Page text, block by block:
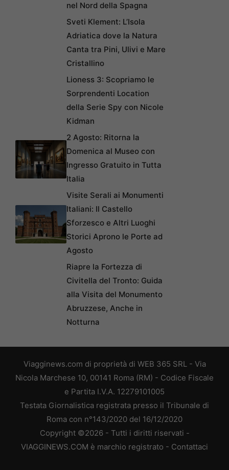
nel Nord della Spagna
Sveti Klement: L’Isola
Adriatica dove la Natura
Canta tra Pini, Ulivi e Mare
Cristallino
Lioness 3: Scopriamo le
Sorprendenti Location
della Serie Spy con Nicole
Kidman
2 Agosto: Ritorna la
Domenica al Museo con
Ingresso Gratuito in Tutta
Italia
Visite Serali ai Monumenti
Italiani: Il Castello
Sforzesco e Altri Luoghi
Storici Aprono le Porte ad
Agosto
Riapre la Fortezza di
Civitella del Tronto: Guida
alla Visita del Monumento
Abruzzese, Anche in
Notturna
Viagginews.com di proprietà di WEB 365 SRL - Via
Nicola Marchese 10, 00141 Roma (RM) - Codice Fiscale
e Partita I.V.A. 12279101005
Testata Giornalistica registrata presso il Tribunale di
Roma con n°143/2020 del 16/12/2020
Copyright ©2026 - Tutti i diritti riservati -
VIAGGINEWS.COM è marchio registrato - Contattaci